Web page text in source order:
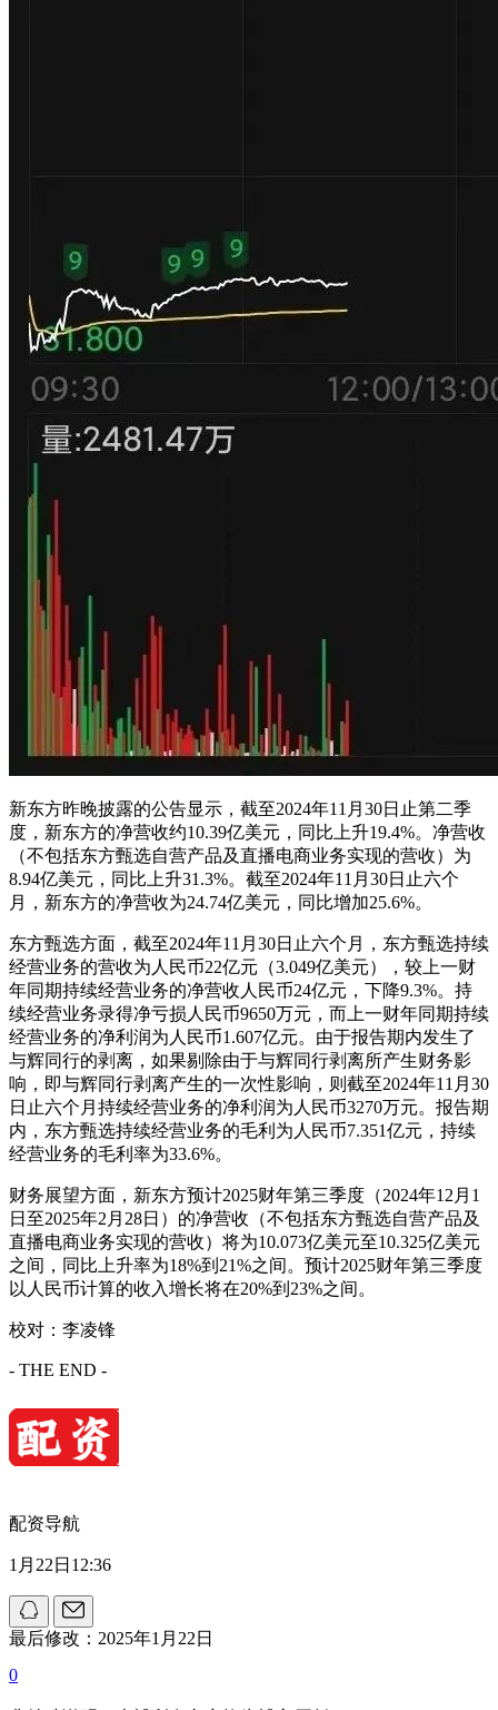
新东方昨晚披露的公告显示，截至2024年11月30日止第二季
度，新东方的净营收约10.39亿美元，同比上升19.4%。净营收
（不包括东方甄选自营产品及直播电商业务实现的营收）为
8.94亿美元，同比上升31.3%。截至2024年11月30日止六个
月，新东方的净营收为24.74亿美元，同比增加25.6%。
东方甄选方面，截至2024年11月30日止六个月，东方甄选持续
经营业务的营收为人民币22亿元（3.049亿美元），较上一财
年同期持续经营业务的净营收人民币24亿元，下降9.3%。持
续经营业务录得净亏损人民币9650万元，而上一财年同期持续
经营业务的净利润为人民币1.607亿元。由于报告期内发生了
与辉同行的剥离，如果剔除由于与辉同行剥离所产生财务影
响，即与辉同行剥离产生的一次性影响，则截至2024年11月30
日止六个月持续经营业务的净利润为人民币3270万元。报告期
内，东方甄选持续经营业务的毛利为人民币7.351亿元，持续
经营业务的毛利率为33.6%。
财务展望方面，新东方预计2025财年第三季度（2024年12月1
日至2025年2月28日）的净营收（不包括东方甄选自营产品及
直播电商业务实现的营收）将为10.073亿美元至10.325亿美元
之间，同比上升率为18%到21%之间。预计2025财年第三季度
以人民币计算的收入增长将在20%到23%之间。
校对：李凌锋
- THE END -
配资导航
1月22日12:36
最后修改：2025年1月22日
0